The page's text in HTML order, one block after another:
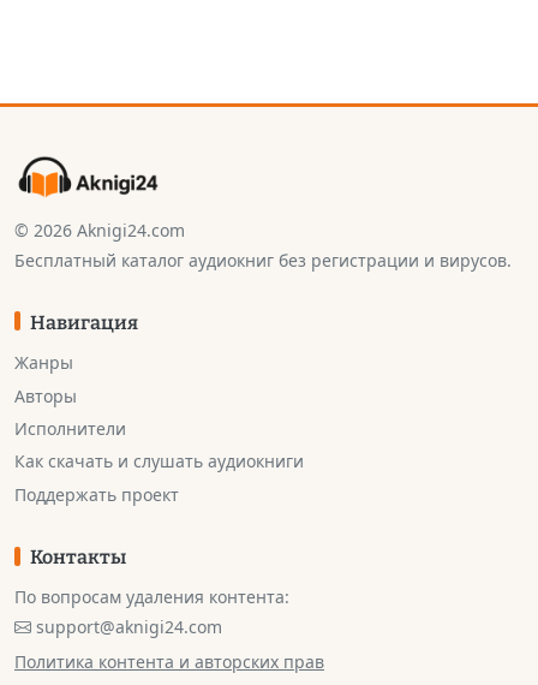
© 2026 Aknigi24.com
Бесплатный каталог аудиокниг без регистрации и вирусов.
Навигация
Жанры
Авторы
Исполнители
Как скачать и слушать аудиокниги
Поддержать проект
Контакты
По вопросам удаления контента:
support@aknigi24.com
Политика контента и авторских прав